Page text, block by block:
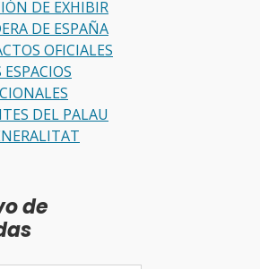
DE EXHIBIR
DE ESPAÑA
OFICIALES
DEL PALAU
de